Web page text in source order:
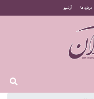
درباره ما آرشیو